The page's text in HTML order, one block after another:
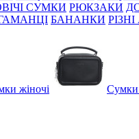
СУМКИ РЮКЗАКИ
БАНАНКИ
жіночі Сумки